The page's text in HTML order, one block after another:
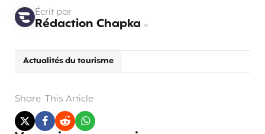
Actualités du tourisme
Écrit par
Rédaction Chapka
Share This Article